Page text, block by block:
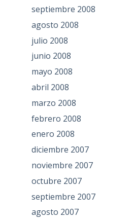
septiembre 2008
agosto 2008
julio 2008
junio 2008
mayo 2008
abril 2008
marzo 2008
febrero 2008
enero 2008
diciembre 2007
noviembre 2007
octubre 2007
septiembre 2007
agosto 2007